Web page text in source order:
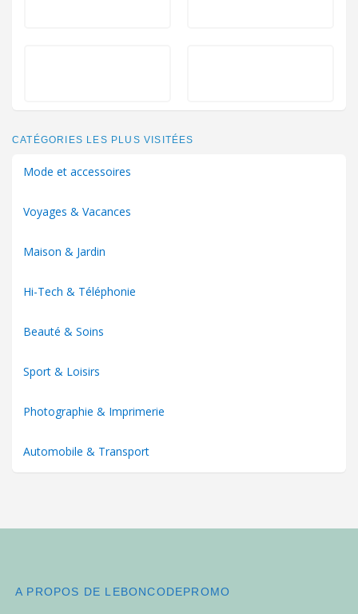
CATÉGORIES LES PLUS VISITÉES
Mode et accessoires
Voyages & Vacances
Maison & Jardin
Hi-Tech & Téléphonie
Beauté & Soins
Sport & Loisirs
Photographie & Imprimerie
Automobile & Transport
A PROPOS DE LEBONCODEPROMO